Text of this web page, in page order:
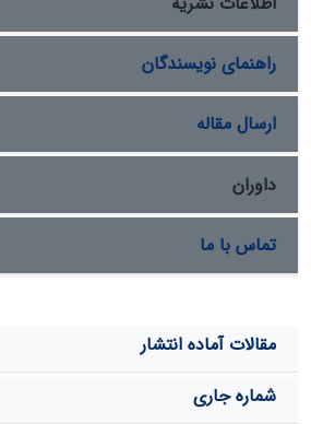
راهنمای نویسندگان
ارسال مقاله
داوران
تماس با ما
مقالات آماده انتشار
شماره جاری